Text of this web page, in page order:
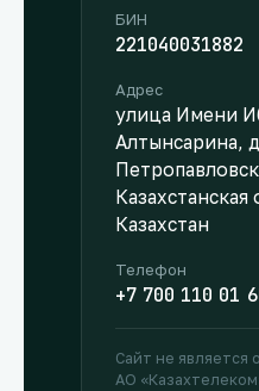
БИН
221040031882
Адрес
улица Имени
Алтынсарина,
Казахстанская
Казахстан
Телефон
+7 700 110 01
Сайт не является
АО